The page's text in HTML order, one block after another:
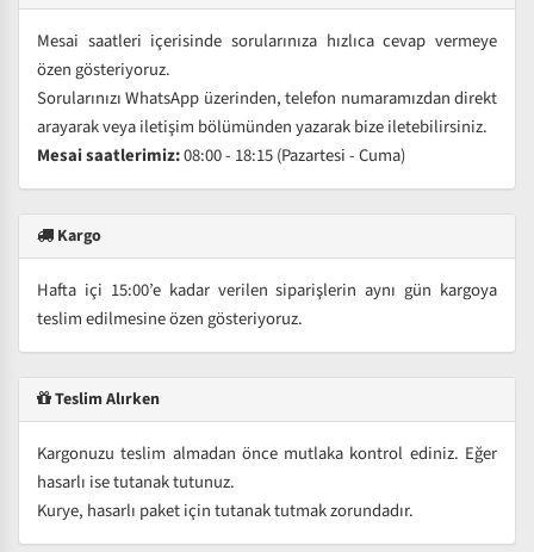
Mesai saatleri içerisinde sorularınıza hızlıca cevap vermeye
özen gösteriyoruz.
Sorularınızı WhatsApp üzerinden, telefon numaramızdan direkt
arayarak veya iletişim bölümünden yazarak bize iletebilirsiniz.
Mesai saatlerimiz:08:00 - 18:15 (Pazartesi - Cuma)
Kargo
Hafta içi 15:00’e kadar verilen siparişlerin aynı gün kargoya
teslim edilmesine özen gösteriyoruz.
Teslim Alırken
Kargonuzu teslim almadan önce mutlaka kontrol ediniz. Eğer
hasarlı ise tutanak tutunuz.
Kurye, hasarlı paket için tutanak tutmak zorundadır.